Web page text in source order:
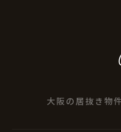
大阪の居抜き物